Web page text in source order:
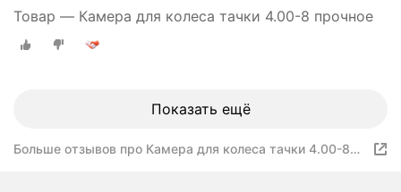
Товар — Камера для колеса тачки 4.00-8 прочное
Показать ещё
Больше отзывов про Камера для колеса тачки 4.00-8